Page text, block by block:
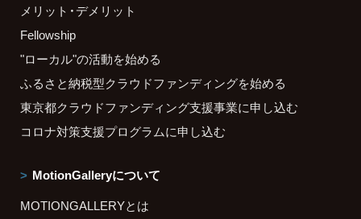
メリット・デメリット
Fellowship
"ローカル"の活動を始める
ふるさと納税型クラウドファンディングを始める
東京都クラウドファンディング支援事業に申し込む
コロナ対策支援プログラムに申し込む
MotionGalleryについて
MOTIONGALLERYとは